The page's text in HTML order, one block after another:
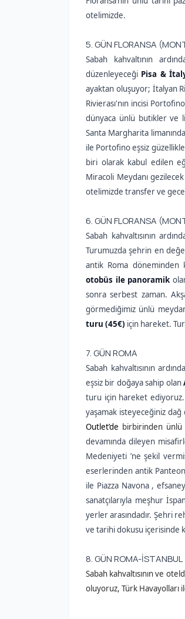
otelimizde.
5. GÜN FLORANSA
Sabah kahvaltının
düzenleyeceği Pisa &
ayaktan oluşuyor; İtalyan
Rivierası'nın incisi
dünyaca ünlü butikler ve
Santa Margharita
ile Portofino eşsiz
biri olarak kabul edilen
Miracoli Meydanı
otelimizde transfer ve
6. GÜN FLORANSA
Sabah kahvaltısının
Turumuzda şehrin en
antik Roma döneminden
otobüs ile panoramik
sonra serbest zaman.
görmediğimiz ünlü
turu (45€) için hareket.
7. GÜN ROMA
Sabah kahvaltısının
eşsiz bir doğaya sahip olan
turu için hareket ediyoruz.
yaşamak isteyeceğiniz
Outlet’de birbirinden ünlü
devamında dileyen
Medeniyeti ’ne şekil
eserlerinden antik
ile Piazza Navona ,
sanatçılarıyla meşhur
yerler arasındadır. Şehri
ve tarihi dokusu içerisinde
8. GÜN ROMA-İSTANBUL
Sabah kahvaltısının ve
oluyoruz, Türk Havayolları